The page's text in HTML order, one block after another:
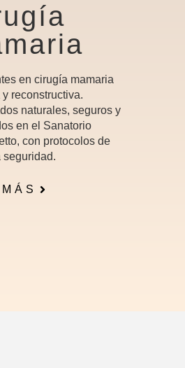
en cirugía mamaria
reconstructiva.
naturales, seguros y
en el Sanatorio
con protocolos de
seguridad.